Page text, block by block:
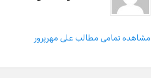
مشاهده تمامی مطالب علی مهرپرور